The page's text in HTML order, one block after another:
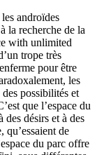
androïdes
la recherche de la
with unlimited
trope très
pour être
les
possibilités et
que l’espace du
désirs et à des
qu’essaient de
du parc offre